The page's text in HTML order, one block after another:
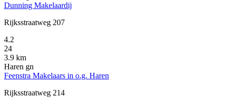
Dunning Makelaardij
Rijksstraatweg 207
4.2
24
3.9 km
Haren gn
Feenstra Makelaars in o.g. Haren
Rijksstraatweg 214